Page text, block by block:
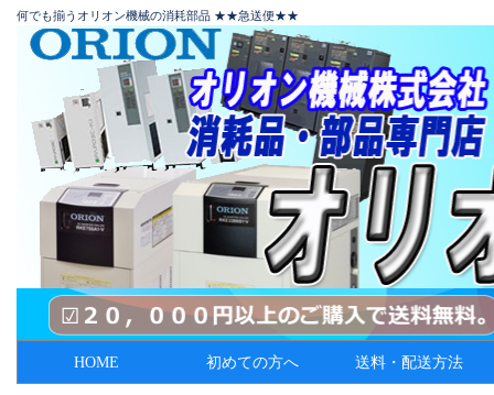
何でも揃うオリオン機械の消耗部品 ★★急送便★★
HOME 初めての方へ 送料・配送方法